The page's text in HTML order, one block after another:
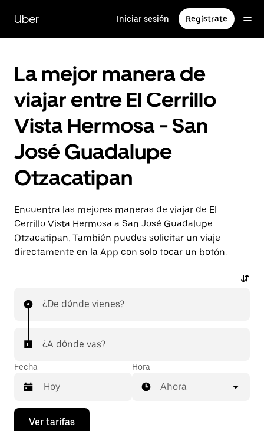
contenido
principal
Uber Iniciar sesión Regístrate
La mejor manera de
viajar entre El Cerrillo
Vista Hermosa - San
José Guadalupe
Otzacatipan
Encuentra las mejores maneras de viajar de El
Cerrillo Vista Hermosa a San José Guadalupe
Otzacatipan. También puedes solicitar un viaje
directamente en la App con solo tocar un botón.
¿De dónde vienes?
¿A dónde vas?
Fecha
Presiona
Hora
Ahora
Ver tarifas